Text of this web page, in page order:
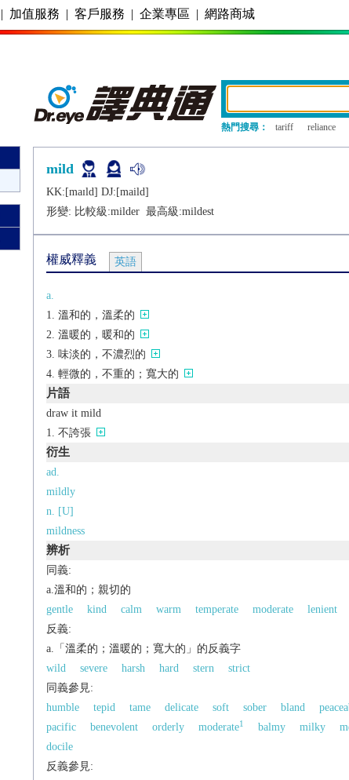
| 加值服務 | 客戶服務 | 企業專區 | 網路商城
熱門搜尋： tariff reliance
mild
KK:[maɪld] DJ:[maild]
形變: 比較級:milder最高級:mildest
權威釋義 英語
a.
溫和的，溫柔的
溫暖的，暖和的
味淡的，不濃烈的
輕微的，不重的；寬大的
片語
draw it mild
不誇張
衍生
ad.
mildly
n. [U]
mildness
辨析
同義:
a.溫和的；親切的
gentle
kind calm warm temperate moderate lenient
反義:
a.「溫柔的；溫暖的；寬大的」的反義字
wild
severe harsh hard stern
strict
同義參見:
humble
tepid tame delicate soft sober bland
pacific
benevolent orderly moderate1 balmy milky
docile
反義參見: